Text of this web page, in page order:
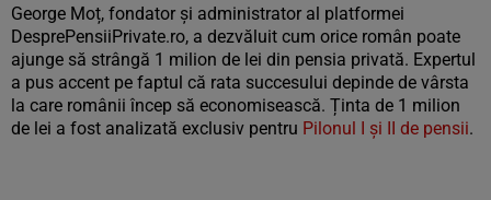
George Moț, fondator și administrator al platformei
DesprePensiiPrivate.ro, a dezvăluit cum orice român poate
ajunge să strângă 1 milion de lei din pensia privată. Expertul
a pus accent pe faptul că rata succesului depinde de vârsta
la care românii încep să economisească. Ținta de 1 milion
de lei a fost analizată exclusiv pentru Pilonul I și II de pensii.